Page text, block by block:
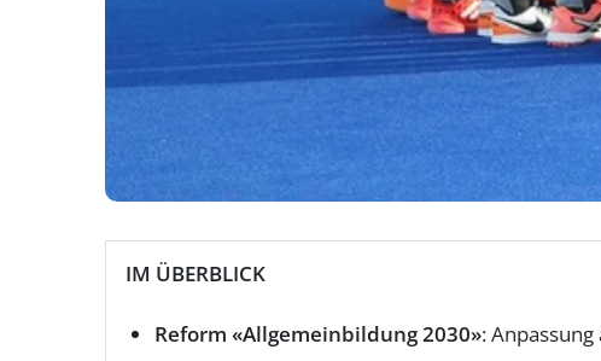
IM ÜBERBLICK
Reform «Allgemeinbildung 2030»: